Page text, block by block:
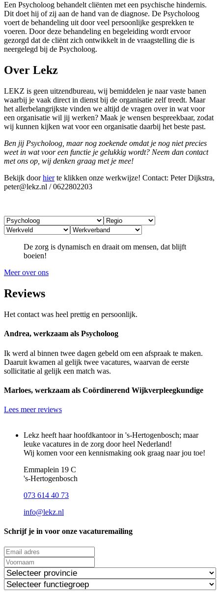
Een Psycholoog behandelt cliënten met een psychische hindernis.
Dit doet hij of zij aan de hand van de diagnose. De Psycholoog
voert de behandeling uit door veel persoonlijke gesprekken te
voeren. Door deze behandeling en begeleiding wordt ervoor
gezorgd dat de cliënt zich ontwikkelt in de vraagstelling die is
neergelegd bij de Psycholoog.
Over Lekz
LEKZ is geen uitzendbureau, wij bemiddelen je naar vaste banen
waarbij je vaak direct in dienst bij de organisatie zelf treedt. Maar
het allerbelangrijkste vinden we altijd de vragen over in wat voor
een organisatie wil jij werken? Maak je wensen bespreekbaar, zodat
wij kunnen kijken wat voor een organisatie daarbij het beste past.
Ben jij Psycholoog, maar nog zoekende omdat je nog niet precies
weet in wat voor een functie je gelukkig wordt? Neem dan contact
met ons op, wij denken graag met je mee!
Bekijk doorhierte klikken onze werkwijze! Contact: Peter Dijkstra,
peter@lekz.nl / 0622802203
De zorg is dynamisch en draait om mensen, dat blijft
boeien!
Meer over ons
Reviews
Het contact was heel prettig en persoonlijk.
Andrea, werkzaam als Psycholoog
Ik werd al binnen twee dagen gebeld om een afspraak te maken.
Daaruit kwamen al gelijk twee vacatures, waarvan de eerste
sollicitatie al gelijk een match was.
Marloes, werkzaam als Coördinerend Wijkverpleegkundige
Lees meer reviews
Lekz heeft haar hoofdkantoor in 's-Hertogenbosch; maar
leuke vacatures in de zorg door heel Nederland!
Wij komen voor een kennismaking ook graag naar jou toe!
Emmaplein 19 C
's‑Hertogenbosch
073 614 40 73
info@lekz.nl
Schrijf je in voor onze vacaturemailing